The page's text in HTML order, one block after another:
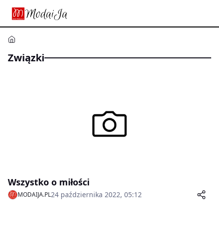
Związki
Wszystko o miłości
MODAIJA.PL24 października 2022, 05:12